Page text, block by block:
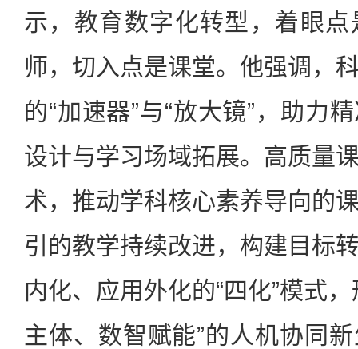
示，教育数字化转型，着眼
师，切入点是课堂。他强调，
的“加速器”与“放大镜”，助力
设计与学习场域拓展。高质量
术，推动学科核心素养导向的
引的教学持续改进，构建目标
内化、应用外化的“四化”模式
主体、数智赋能”的人机协同